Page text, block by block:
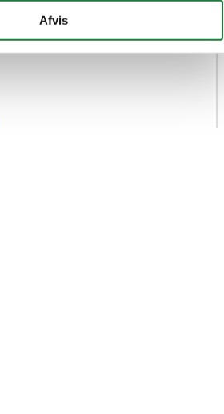
har indsamlet fra din brug af deres
Afvis